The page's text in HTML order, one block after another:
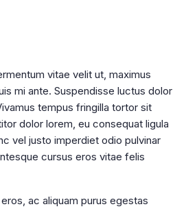
vitae velit ut, maximus
mi ante. Suspendisse luctus dolor
tempus fringilla tortor sit
dolor lorem, eu consequat ligula
vel justo imperdiet odio pulvinar
cursus eros vitae felis
ac aliquam purus egestas